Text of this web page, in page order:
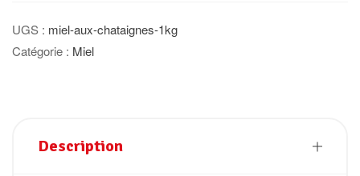
UGS : miel-aux-chataignes-1kg
Catégorie : Miel
Description